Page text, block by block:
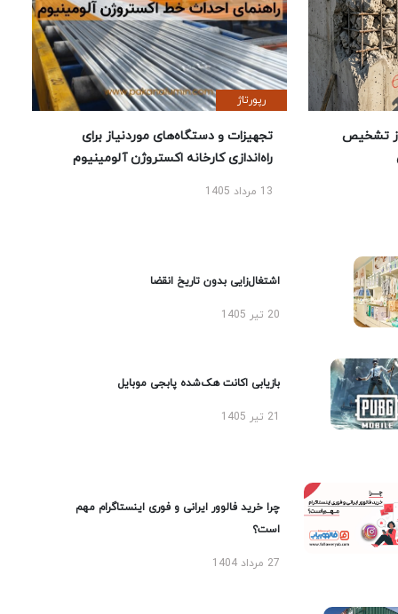
تشخیص
رپورتاژ
تجهیزات و دستگاه‌های موردنیاز برای
راه‌اندازی کارخانه اکستروژن آلومینیوم
13 مرداد 1405
اشتغال‌زایی بدون تاریخ انقضا
20 تیر 1405
بازیابی اکانت هک‌شده پابجی موبایل
چرا خرید فالوور ایرانی و فوری اینستاگرام مهم
است؟
27 مرداد 1404